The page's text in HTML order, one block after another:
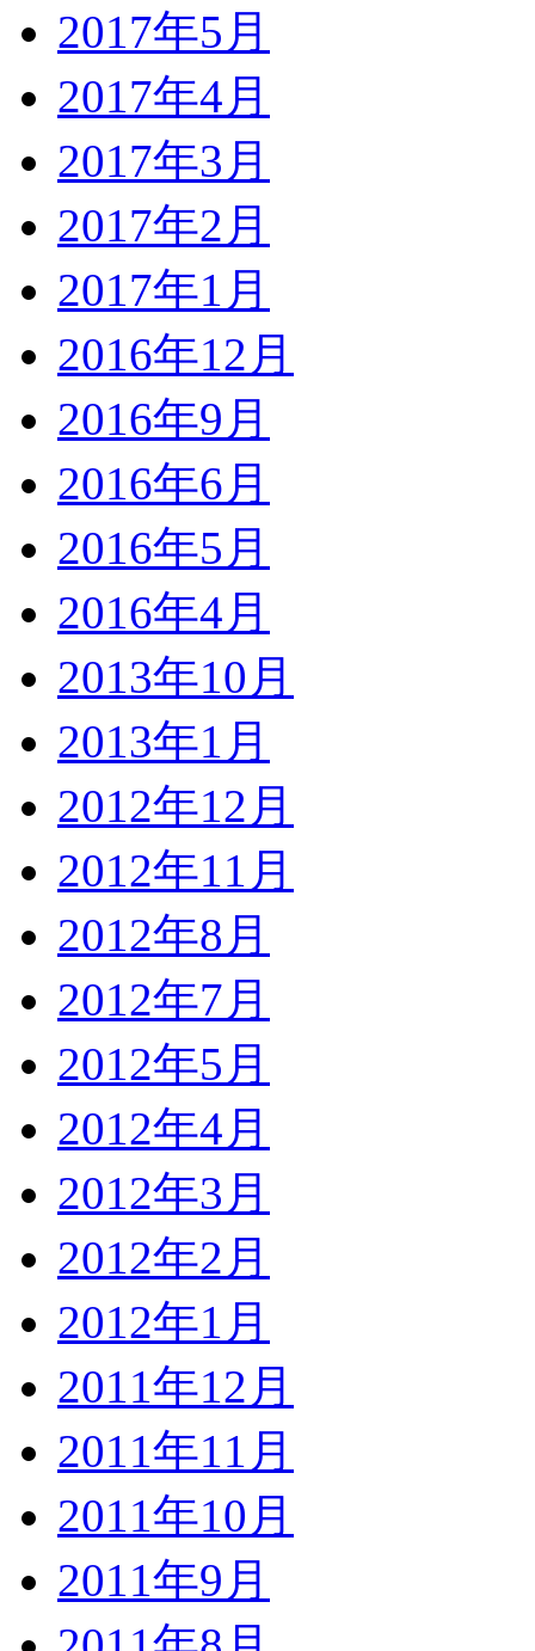
2017年5月
2017年4月
2017年3月
2017年2月
2017年1月
2016年12月
2016年9月
2016年6月
2016年5月
2016年4月
2013年10月
2013年1月
2012年12月
2012年11月
2012年8月
2012年7月
2012年5月
2012年4月
2012年3月
2012年2月
2012年1月
2011年12月
2011年11月
2011年10月
2011年9月